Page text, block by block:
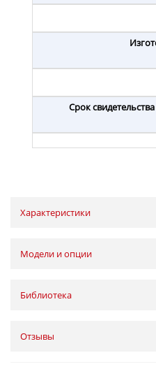
Срок
Характеристики
Модели и опции
Библиотека
Отзывы